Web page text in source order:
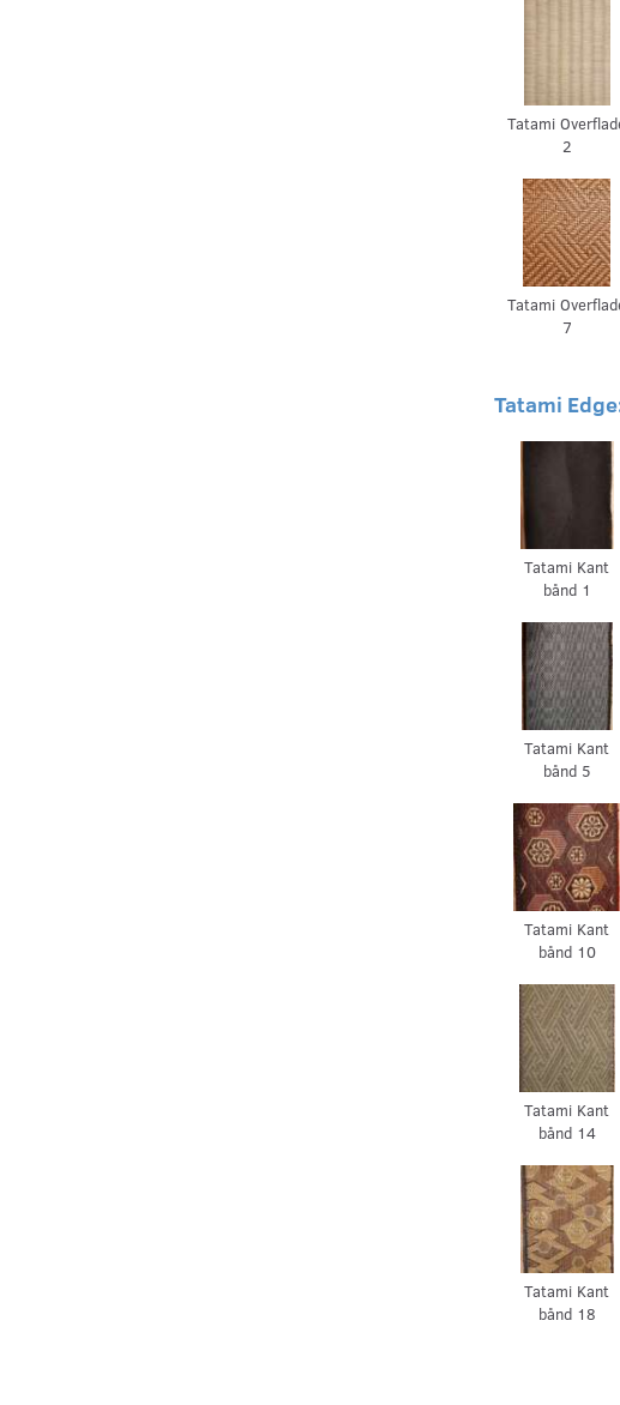
Tatami
2
Tatami
7
Tatami Overflade
Tatami
Tatami Kant
bånd 1
Tatami Kant
bånd 5
Tatami Kant
bånd 10
Tatami Kant
bånd 14
Tatami Kant
bånd 18